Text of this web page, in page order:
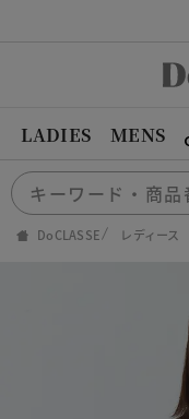
LADIES MENS
DoCLASSE レディース